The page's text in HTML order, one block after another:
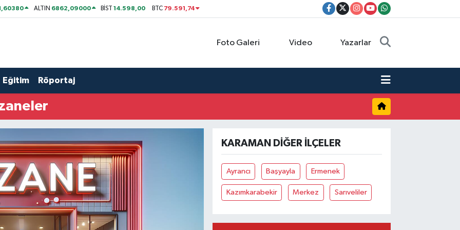
ALTIN 6862,09000 BİST14.598,00 BTC 79.591,74
Foto Galeri Video Yazarlar
Eğitim Röportaj
KARAMAN DIĞER İLÇELER
Ayrancı Başyayla Ermenek
Kazımkarabekir Merkez Sarıveliler